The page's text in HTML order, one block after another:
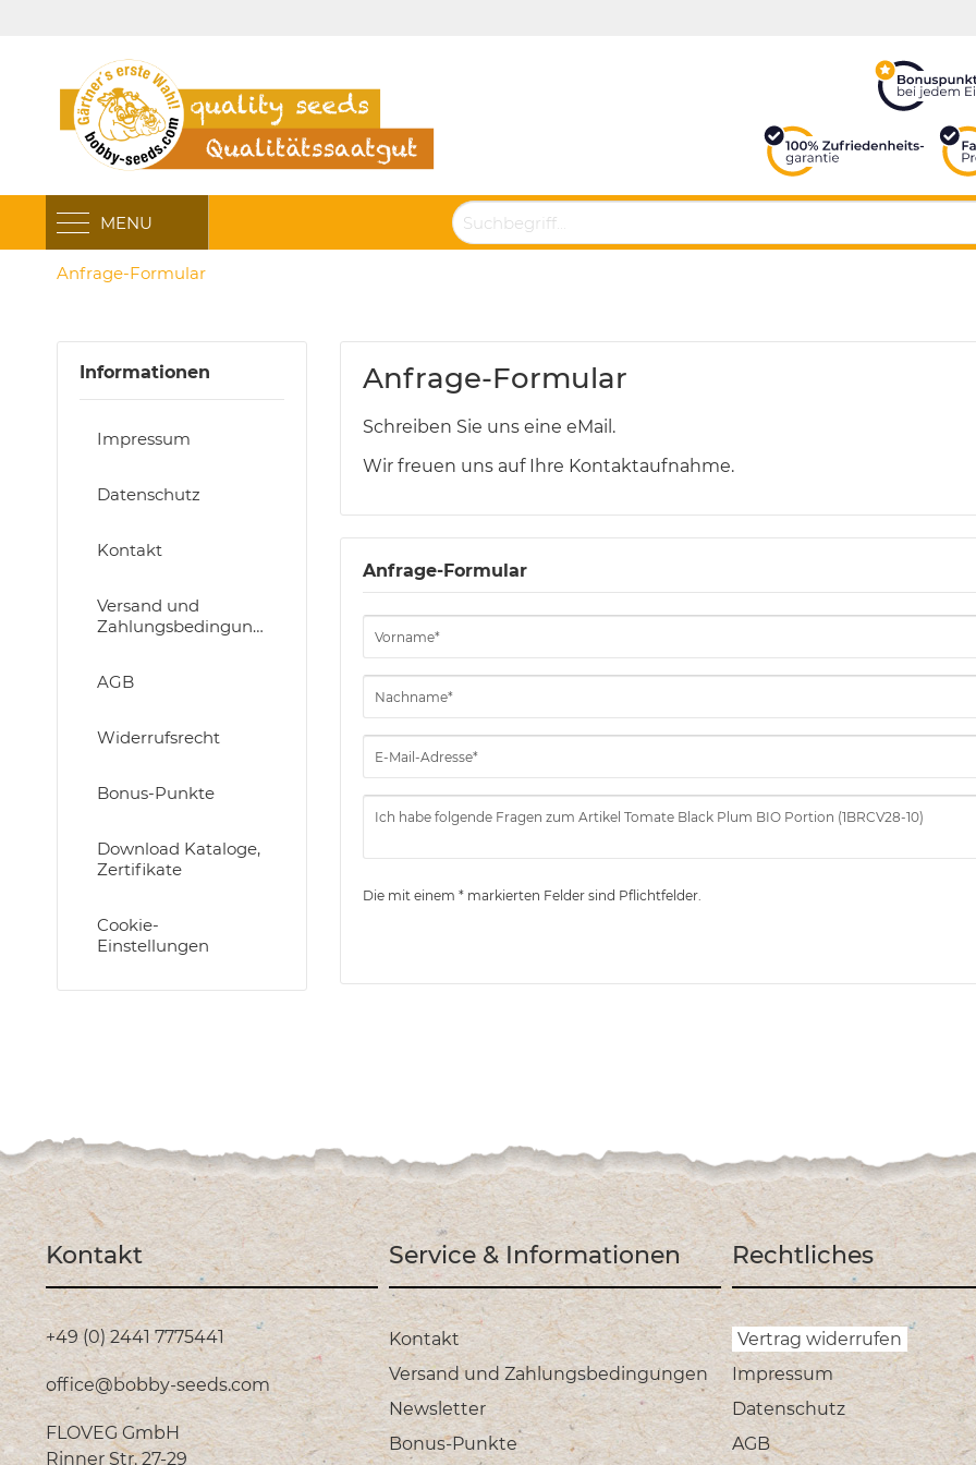
MENU
Anfrage-Formular
Informationen
Impressum
Datenschutz
Kontakt
Versand und
Zahlungsbedingungen
AGB
Widerrufsrecht
Bonus-Punkte
Download Kataloge,
Zertifikate
Cookie-
Einstellungen
Anfrage-Formular
Schreiben Sie uns eine eMail.
Wir freuen uns auf Ihre Kontaktaufnahme.
Anfrage-Formular
Die mit einem * markierten Felder sind Pflichtfelder.
Kontakt
+49 (0) 2441 7775441
office@bobby-seeds.com
FLOVEG GmbH
Rinner Str. 27-29
Service & Informationen
Kontakt
Versand und Zahlungsbedingungen
Newsletter
Bonus-Punkte
Rechtliches
Vertrag widerrufen
Impressum
Datenschutz
AGB